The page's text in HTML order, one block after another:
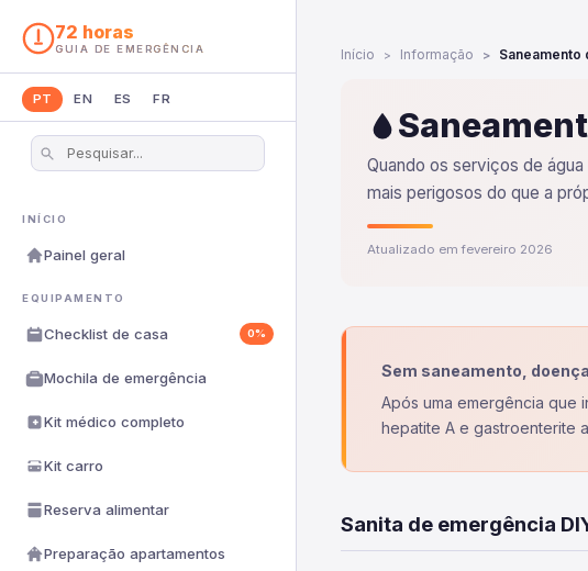
72 horas
GUIA DE EMERGÊNCIA
PT EN ES FR
INÍCIO
Painel geral
EQUIPAMENTO
Checklist de casa 0%
Mochila de emergência
Kit médico completo
Kit carro
Reserva alimentar
Preparação apartamentos
Início Informação Saneamento
Quando os serviços de
mais perigosos do que a
Atualizado em fevereiro 2026
Sem saneamento,
Após uma emergência que
hepatite A e gastroenterite
Sanita de emergência